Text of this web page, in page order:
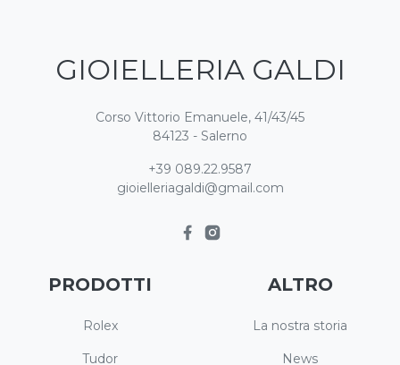
GIOIELLERIA GALDI
Corso Vittorio Emanuele, 41/43/45
84123 - Salerno
+39 089.22.9587
gioielleriagaldi@gmail.com
PRODOTTI
Rolex
Tudor
ALTRO
La nostra storia
News